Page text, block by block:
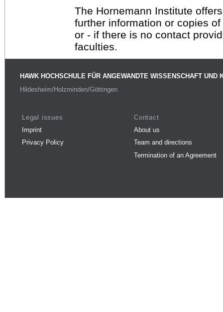
The Hornemann Institute
further information or copies
or - if there is no contact
faculties.
HAWK HOCHSCHULE FÜR ANGEWANDTE WISSENSCHAFT UND
Hildesheim/Holzminden/Göttingen
Legal issues
Imprint
Privacy Policy
Contact
About us
Team and directions
Termination of an Agreement